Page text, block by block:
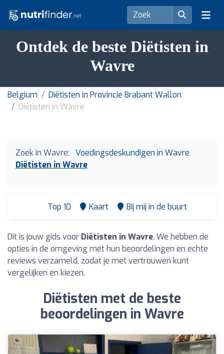
Ontdek de beste Diëtisten in
Wavre
Belgium
Diëtisten in Provincie Brabant Wallon
Diëtisten in Wavre
Zoek in Wavre:
Voedingsdeskundigen in Wavre
Diëtisten in Wavre
Top 10 Kaart Bij mij in de buurt
Dit is jouw gids voor Diëtisten in Wavre. We hebben de
opties in de omgeving met hun beoordelingen en echte
reviews verzameld, zodat je met vertrouwen kunt
vergelijken en kiezen.
Diëtisten met de beste
beoordelingen in Wavre